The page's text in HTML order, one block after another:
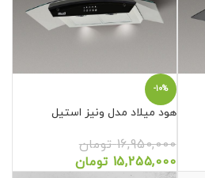
-10%
هود میلاد مدل ونیز استیل
16,950,000 تومان
15,255,000 تومان